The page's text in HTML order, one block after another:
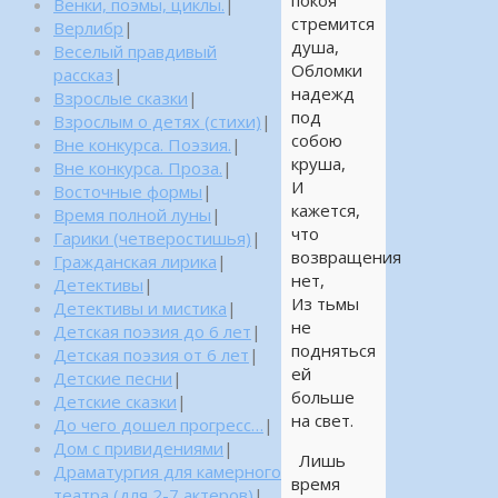
стремится
душа,
Обломки
надежд
под
собою
круша,
И
кажется,
что
возвращения
нет,
Из тьмы
не
подняться
ей
больше
на свет.
Лишь
время
Венки, поэмы, циклы.
Верлибр |
Веселый правдивый
рассказ |
Взрослые сказки |
Взрослым о детях (стихи) |
Вне конкурса. Поэзия. |
Вне конкурса. Проза. |
Восточные формы |
Время полной луны |
Гарики (четверостишья) |
Гражданская лирика |
Детективы |
Детективы и мистика |
Детская поэзия до 6 лет |
Детская поэзия от 6 лет |
Детские песни |
Детские сказки |
До чего дошел прогресс… |
Дом с привидениями |
Драматургия для камерного